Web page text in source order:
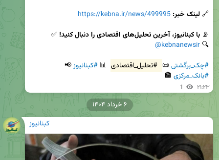
🔗 لینک خبر: https://kebna.ir/news/499995
📡 با کبنانیوز، آخرین تحلیل‌های اقتصادی را دنبال کنید!
🔍
@kebnanewsir
#چک_برگشتی 📜 #تحلیل_اقتصادی 📊 #کبنانیوز 📢
#بانک_مرکزی 🏦
1 ۲۱:۲۳
کبنانیوز
۶ خرداد ۱۴۰۴